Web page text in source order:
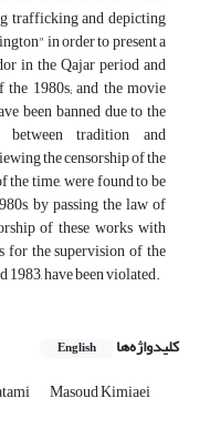
trafficking and depicting
in order to present a
in the Qajar period and
1980s; and the movie
been banned due to the
tradition and
the censorship of the
time, were found to be
by passing the law of
of these works with
for the supervision of the
have been violated.
کلیدواژه‌ها English
Masoud Kimiaei